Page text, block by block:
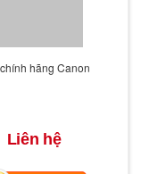
hãng Canon
Liên hệ